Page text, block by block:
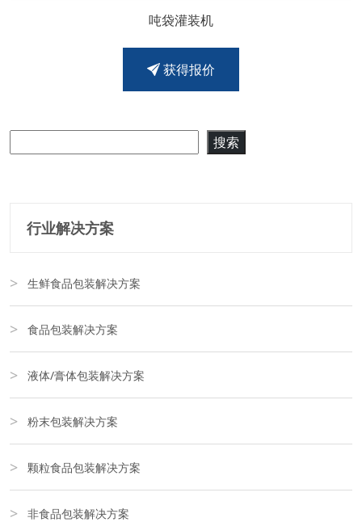
吨袋灌装机
获得报价
搜索
行业解决方案
生鲜食品包装解决方案
食品包装解决方案
液体/膏体包装解决方案
粉末包装解决方案
颗粒食品包装解决方案
非食品包装解决方案